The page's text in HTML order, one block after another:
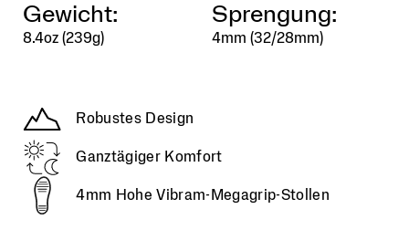
Gewicht:
8.4oz (239g)
Sprengung:
4mm (32/28mm)
Robustes Design
Ganztägiger Komfort
4mm Hohe Vibram-Megagrip-Stollen